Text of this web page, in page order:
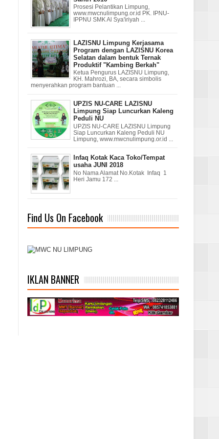
Prosesi Pelantikan Limpung,
www.mwcnulimpung.or.id PK. IPNU-
IPPNU SMK Al Sya'iriyah ...
LAZISNU Limpung Kerjasama
Program dengan LAZISNU Korea
Selatan dalam bentuk Ternak
Produktif "Kambing Berkah"
Ketua Pengurus LAZISNU Limpung,
KH. Mahrozi, BA, secara simbolis
menyerahkan program bantuan ...
UPZIS NU-CARE LAZISNU
Limpung Siap Luncurkan Kaleng
Peduli NU
UPZIS NU-CARE LAZISNU Limpung
Siap Luncurkan Kaleng Peduli NU
Limpung, www.mwcnulimpung.or.id ...
Infaq Kotak Kaca Toko/Tempat
usaha JUNI 2018
No Nama Alamat No.Kotak Infaq 1
Heri Jamu 172 ...
Find Us On Facebook
IKLAN BANNER